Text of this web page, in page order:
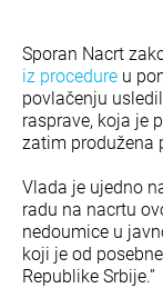
Sporan Nacrt
iz procedure u
povlačenju
rasprave, koja je
zatim produžena
Vlada je ujedno
radu na nacrtu
nedoumice u
koji je od
Republike Srbije.”